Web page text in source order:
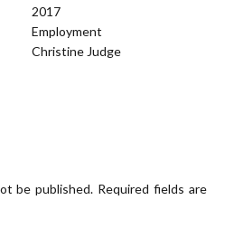
2017
Employment
Christine Judge
be published. Required fields are